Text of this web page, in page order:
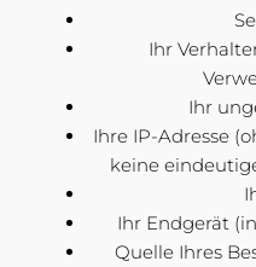
Ihr
Ihr
Ihre IP-Adresse
keine
Ihr Endgerät
Quelle Ihres